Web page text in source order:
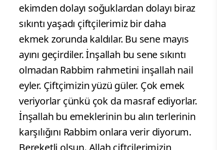
ekimden dolayı soğuklardan dolayı biraz
sıkıntı yaşadı çiftçilerimiz bir daha
ekmek zorunda kaldılar. Bu sene mayıs
ayını geçirdiler. İnşallah bu sene sıkıntı
olmadan Rabbim rahmetini inşallah nail
eyler. Çiftçimizin yüzü güler. Çok emek
veriyorlar çünkü çok da masraf ediyorlar.
İnşallah bu emeklerinin bu alın terlerinin
karşılığını Rabbim onlara verir diyorum.